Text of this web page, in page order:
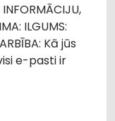
ILGUMS:
Kā jūs
e-pasti ir